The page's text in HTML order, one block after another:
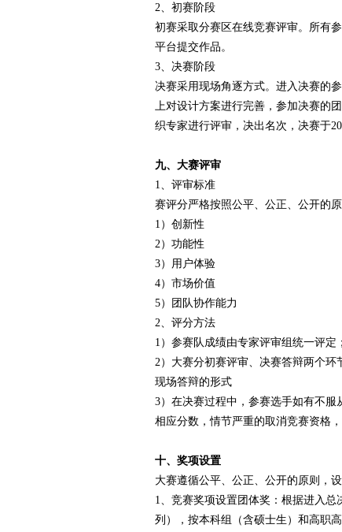
2、初赛阶段
初赛采取分赛区在线竞赛评审。所有
平台提交作品。
3、决赛阶段
决赛采用现场角逐方式。进入决赛的
上对设计方案进行完善，参加决赛的
织专家进行评审，决出名次，决赛于
九、大赛评审
1、评审标准
赛评分严格按照公平、公正、公开的
1）创新性
2）功能性
3）用户体验
4）市场价值
5）团队协作能力
2、评分方法
1）参赛队成绩由专家评审组统一评定
2）大赛分初赛评审、决赛答辩两个
现场答辩的形式
3）在决赛过程中，参赛选手如有不
相应分数，情节严重的取消竞赛资格
十、奖项设置
大赛遵循公平、公正、公开的原则，设
1、竞赛奖项设置团体奖：根据进入
列），按本科组（含硕士生）和高职